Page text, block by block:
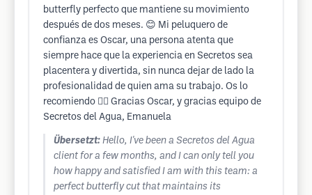
butterfly perfecto que mantiene su movimiento
después de dos meses. 😊 Mi peluquero de
confianza es Oscar, una persona atenta que
siempre hace que la experiencia en Secretos sea
placentera y divertida, sin nunca dejar de lado la
profesionalidad de quien ama su trabajo. Os lo
recomiendo 🙂‍↕️ Gracias Oscar, y gracias equipo de
Secretos del Agua, Emanuela
Übersetzt: Hello, I've been a Secretos del Agua
client for a few months, and I can only tell you
how happy and satisfied I am with this team: a
perfect butterfly cut that maintains its